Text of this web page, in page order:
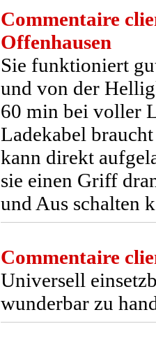
Commentaire
Offenhausen
Sie funktioniert
und von der
60 min bei voller
Ladekabel
kann direkt
sie einen Griff
und Aus schalten
Commentaire
Universell
wunderbar zu